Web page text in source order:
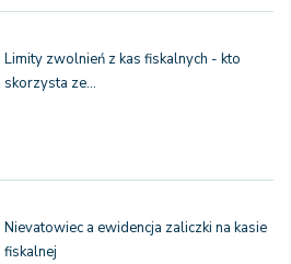
Limity zwolnień z kas fiskalnych - kto
skorzysta ze…
Nievatowiec a ewidencja zaliczki na kasie
fiskalnej